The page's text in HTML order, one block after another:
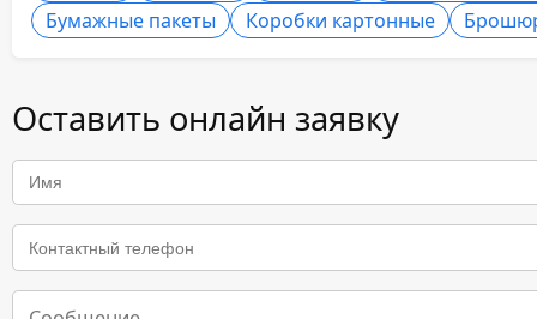
Бумажные пакеты
Коробки картонные
Оставить онлайн заявку